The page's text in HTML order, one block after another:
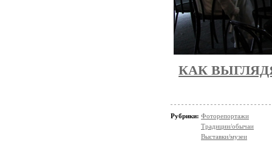
КАК
Рубрики: Фоторепортажи
Традиции/обычаи
Выставки/музеи